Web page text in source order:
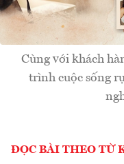
Cùng với khách
trình cuộc sống
ĐỌC BÀI THEO TỪ